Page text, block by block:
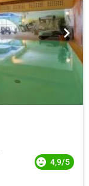
4,9/5